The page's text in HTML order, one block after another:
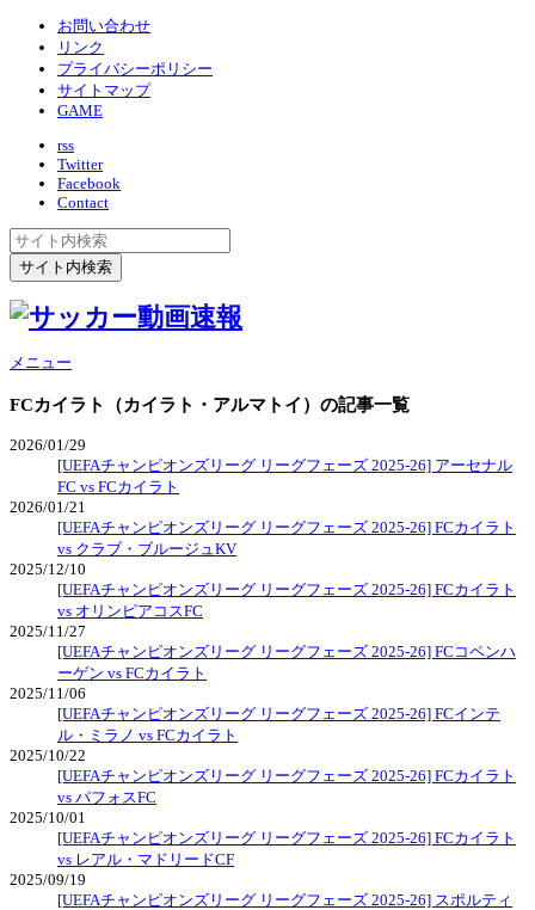
お問い合わせ
リンク
プライバシーポリシー
サイトマップ
GAME
rss
Twitter
Facebook
Contact
メニュー
FCカイラト（カイラト・アルマトイ） の記事一覧
2026/01/29
[UEFAチャンピオンズリーグ リーグフェーズ 2025-26] アーセナル
FC vs FCカイラト
2026/01/21
[UEFAチャンピオンズリーグ リーグフェーズ 2025-26] FCカイラト
vs クラブ・ブルージュKV
2025/12/10
[UEFAチャンピオンズリーグ リーグフェーズ 2025-26] FCカイラト
vs オリンピアコスFC
2025/11/27
[UEFAチャンピオンズリーグ リーグフェーズ 2025-26] FCコペンハ
ーゲン vs FCカイラト
2025/11/06
[UEFAチャンピオンズリーグ リーグフェーズ 2025-26] FCインテ
ル・ミラノ vs FCカイラト
2025/10/22
[UEFAチャンピオンズリーグ リーグフェーズ 2025-26] FCカイラト
vs パフォスFC
2025/10/01
[UEFAチャンピオンズリーグ リーグフェーズ 2025-26] FCカイラト
vs レアル・マドリードCF
2025/09/19
[UEFAチャンピオンズリーグ リーグフェーズ 2025-26] スポルティ